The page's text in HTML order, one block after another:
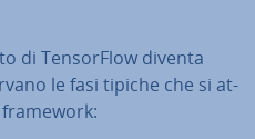
di Ten­sor­Flow diventa
le fasi tipiche che si at­